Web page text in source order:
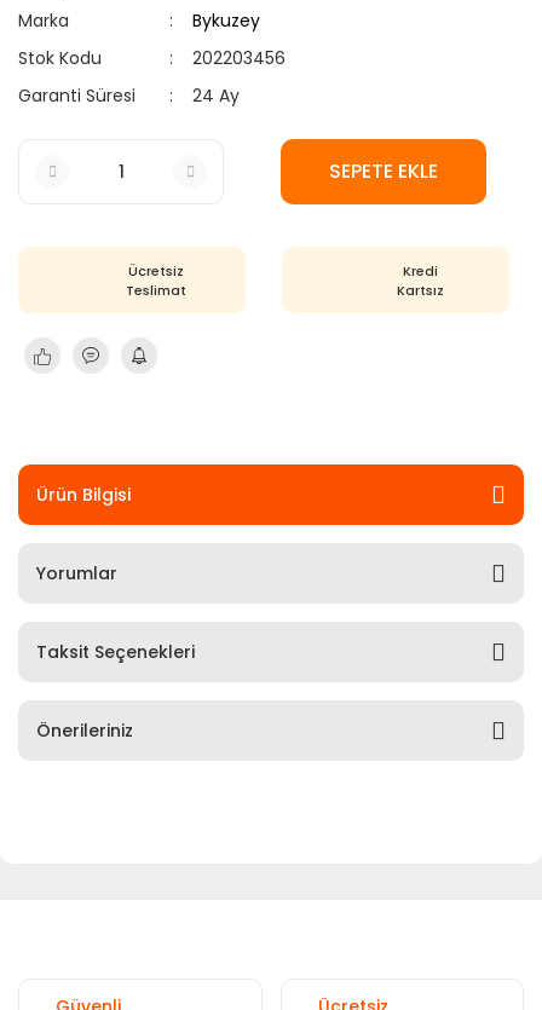
Marka
Bykuzey
Stok Kodu
202203456
Garanti Süresi
24 Ay
SEPETE EKLE
Ücretsiz
Teslimat
Kredi
Kartsız
Ürün Bilgisi
Yorumlar
Taksit Seçenekleri
Önerileriniz